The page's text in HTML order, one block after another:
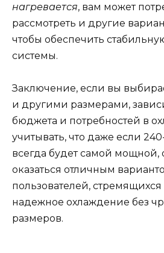
нагревается, вам может
рассмотреть и другие
чтобы обеспечить
системы.
Заключение, если вы
и другими размерами,
бюджета и потребностей в
учитывать, что даже если
всегда будет самой мощной,
оказаться отличным
пользователей,
надежное охлаждение без
размеров.